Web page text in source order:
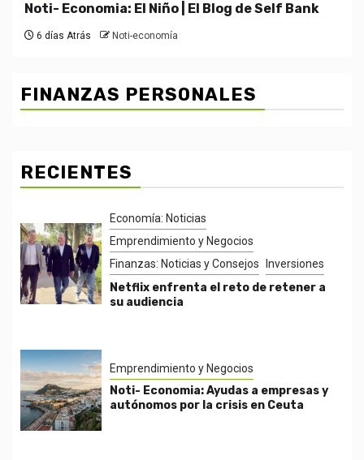
Noti- Economia: El Niño | El Blog de Self Bank
6 días Atrás Noti-economía
FINANZAS PERSONALES
RECIENTES
Economía: Noticias
Emprendimiento y Negocios
Finanzas: Noticias y Consejos
Inversiones
Netflix enfrenta el reto de retener a
su audiencia
Emprendimiento y Negocios
Noti- Economia: Ayudas a empresas y
autónomos por la crisis en Ceuta